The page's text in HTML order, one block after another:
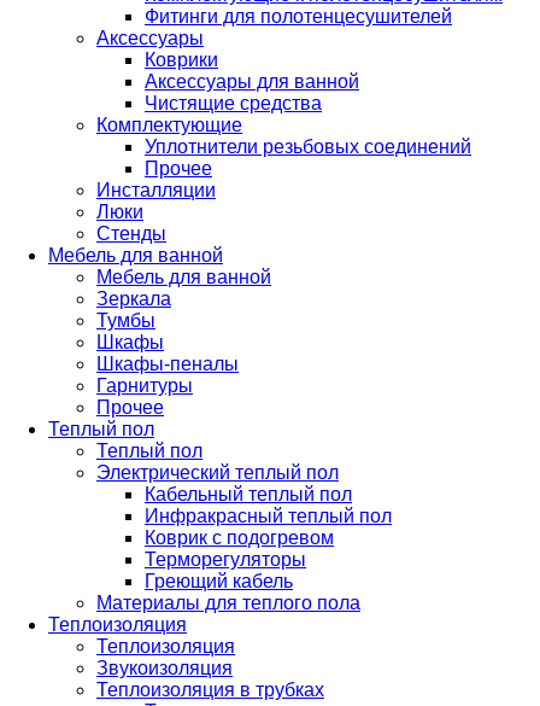
Фитинги для полотенцесушителей
Аксессуары
Коврики
Аксессуары для ванной
Чистящие средства
Комплектующие
Уплотнители резьбовых соединений
Прочее
Инсталляции
Люки
Стенды
Мебель для ванной
Мебель для ванной
Зеркала
Тумбы
Шкафы
Шкафы-пеналы
Гарнитуры
Прочее
Теплый пол
Теплый пол
Электрический теплый пол
Кабельный теплый пол
Инфракрасный теплый пол
Коврик с подогревом
Терморегуляторы
Греющий кабель
Материалы для теплого пола
Теплоизоляция
Теплоизоляция
Звукоизоляция
Теплоизоляция в трубках